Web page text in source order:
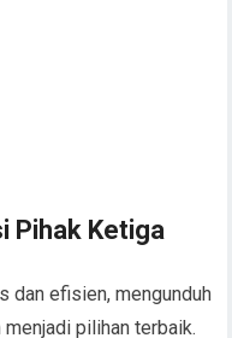
Pihak Ketiga
dan efisien, mengunduh
pilihan terbaik.